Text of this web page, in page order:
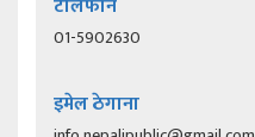
टेलिफोन
01-5902630
इमेल ठेगाना